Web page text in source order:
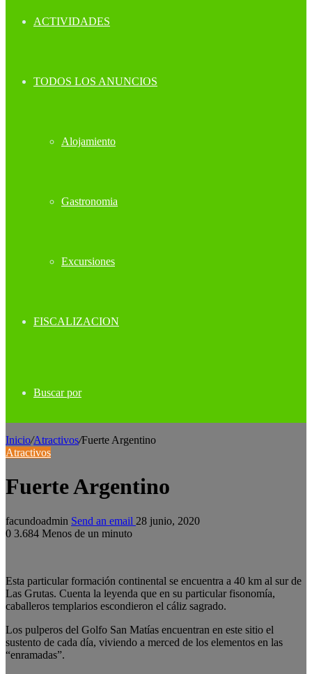
ACTIVIDADES
TODOS LOS ANUNCIOS
Alojamiento
Gastronomia
Excursiones
FISCALIZACION
Buscar por
Inicio/Atractivos/Fuerte Argentino
Atractivos
Fuerte Argentino
facundoadmin Send an email 28 junio, 2020
0 3.684 Menos de un minuto
Esta particular formación continental se encuentra a 40 km al sur de
Las Grutas. Cuenta la leyenda que en su particular fisonomía,
caballeros templarios escondieron el cáliz sagrado.
Los pulperos del Golfo San Matías encuentran en este sitio el
sustento de cada día, viviendo a merced de los elementos en las
“enramadas”.